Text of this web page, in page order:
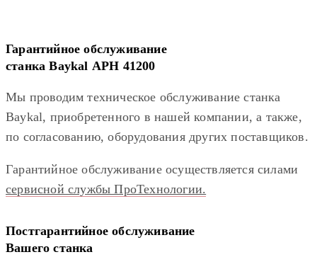
Гарантийное обслуживание
станка Baykal APH 41200
Мы проводим техническое обслуживание станка
Baykal, приобретенного в нашей компании, а также,
по согласованию, оборудования других поставщиков.
Гарантийное обслуживание осуществляется силами
сервисной службы ПроТехнологии.
Постгарантийное обслуживание
Вашего станка